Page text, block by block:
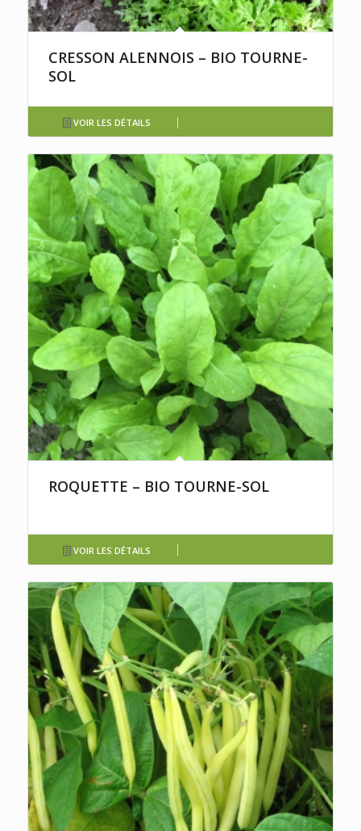
CRESSON ALENNOIS – BIO TOURNE-
SOL
VOIR LES DÉTAILS
ROQUETTE – BIO TOURNE-SOL
VOIR LES DÉTAILS